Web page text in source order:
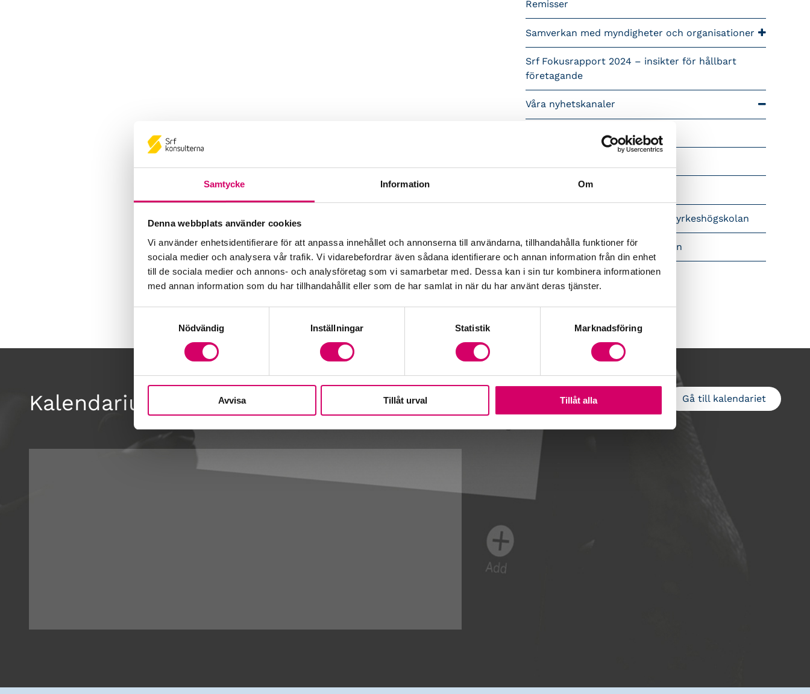
Samtycke Information Om
Denna webbplats använder cookies
Vi använder enhetsidentifierare för att anpassa innehållet och annonserna till användarna, tillhandahålla funktioner för
sociala medier och analysera vår trafik. Vi vidarebefordrar även sådana identifierare och annan information från din enhet
till de sociala medier och annons- och analysföretag som vi samarbetar med. Dessa kan i sin tur kombinera informationen
med annan information som du har tillhandahållit eller som de har samlat in när du har använt deras tjänster.
Nödvändig
Inställningar Statistik Marknadsföring
Avvisa Tillåt urval Tillåt alla
Remisser
Samverkan med myndigheter och organisationer
Srf Fokusrapport 2024 – insikter för hållbart
företagande
Våra nyhetskanaler
Tidningen Konsulten
Följ oss i sociala medier
Öppet brev till Myndigheten för yrkeshögskolan
Framtidsutsikter i lönebranschen
Kalendarium Gå till kalendariet
Lägg till i kalender